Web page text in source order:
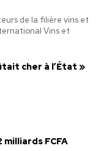
de la filière vins et
Vins et
cher à l’État »
FCFA